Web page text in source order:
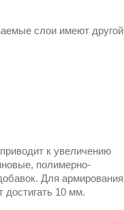
слои имеют другой
к увеличению
полимерно-
Для армирования
10 мм.